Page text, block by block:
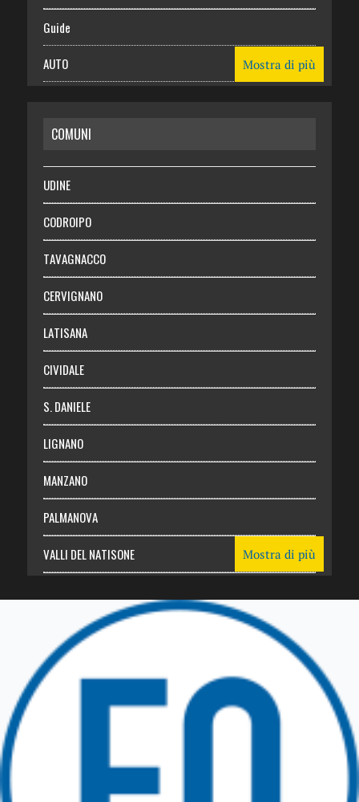
Guide
AUTO
RISPARMIO
SALUTE
Necrologie
Chi siamo
Abbonati
Login
Mostra di più
COMUNI
UDINE
CODROIPO
TAVAGNACCO
CERVIGNANO
LATISANA
CIVIDALE
S. DANIELE
LIGNANO
MANZANO
PALMANOVA
VALLI DEL NATISONE
TRICESIMO
TARCENTO
GEMONA DEL FRIULI
Mostra di più